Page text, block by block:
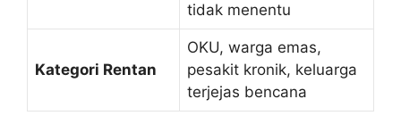
tidak menentu
Kategori Rentan
OKU, warga emas,
pesakit kronik, keluarga
terjejas bencana